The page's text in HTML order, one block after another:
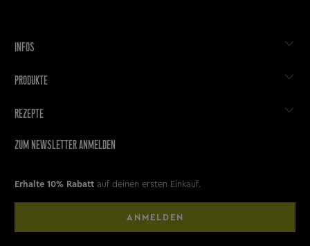
INFOS
PRODUKTE
REZEPTE
ZUM NEWSLETTER ANMELDEN
Erhalte 10% Rabatt auf deinen ersten Einkauf.
ANMELDEN